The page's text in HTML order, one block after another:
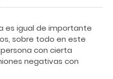
es igual de importante
sobre todo en este
con cierta
negativas con